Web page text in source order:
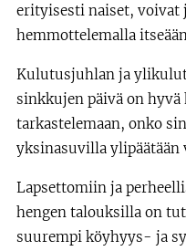
erityisesti naiset,
hemmottelemalla
Kulutusjuhlan ja
sinkkujen päivä on hyvä
tarkastelemaan, onko
yksinasuvilla ylipäätään
Lapsettomiin ja
hengen talouksilla on
suurempi köyhyys- ja